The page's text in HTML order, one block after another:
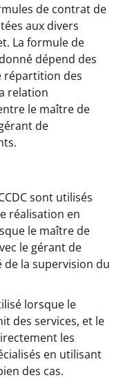
de contrat de
aux divers
La formule de
dépend des
répartition des
relation
le maître de
de
sont utilisés
réalisation en
le maître de
le gérant de
la supervision du
lorsque le
des services, et le
les
en utilisant
des cas.